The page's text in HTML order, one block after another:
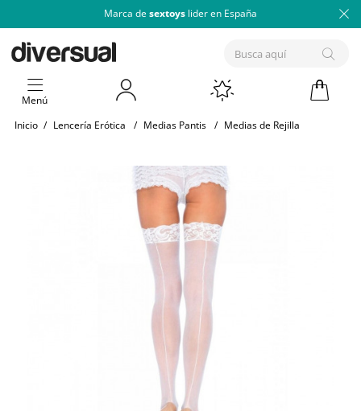
Marca de sextoys lider en España
Menú
Inicio / Lencería Erótica / Medias Pantis / Medias de Rejilla